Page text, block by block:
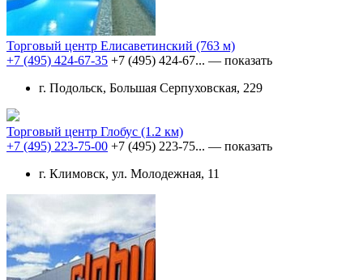
Торговый центр Елисаветинский (763 м)
+7 (495) 424-67-35 +7 (495) 424-67... — показать
г. Подольск, Большая Серпуховская, 229
Торговый центр Глобус (1.2 км)
+7 (495) 223-75-00 +7 (495) 223-75... — показать
г. Климовск, ул. Молодежная, 11